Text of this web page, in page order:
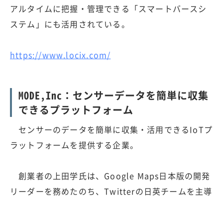
アルタイムに把握・管理できる「スマートバースシ
ステム」にも活用されている。
https://www.locix.com/
MODE,Inc：センサーデータを簡単に収集
できるプラットフォーム
センサーのデータを簡単に収集・活用できるIoTプ
ラットフォームを提供する企業。
創業者の上田学氏は、Google Maps日本版の開発
リーダーを務めたのち、Twitterの日英チームを主導